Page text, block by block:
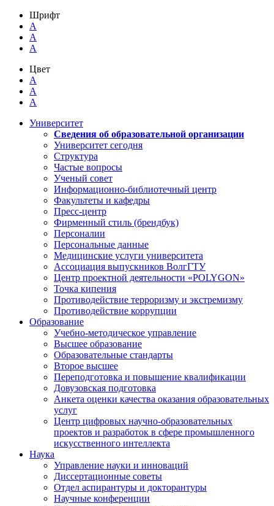
Шрифт
A
A
A
Цвет
A
A
A
Университет
Сведения об образовательной организации
Университет сегодня
Структура
Частые вопросы
Ученый совет
Информационно-библиотечный центр
Факультеты и кафедры
Пресс-центр
Фирменный стиль (брендбук)
Персоналии
Персональные данные
Медицинские услуги университета
Ассоциация выпускников ВолгГТУ
Центр проектной деятельности «POLYGON»
Точка кипения
Противодействие терроризму и экстремизму
Противодействие коррупции
Образование
Учебно-методическое управление
Высшее образование
Образовательные стандарты
Второе высшее
Переподготовка и повышение квалификации
Довузовская подготовка
Анкета оценки качества оказания образовательных
услуг
Центр цифровых научно-образовательных
проектов и разработок в сфере промышленного
искусственного интеллекта
Наука
Управление науки и инноваций
Диссертационные советы
Отдел аспирантуры и докторантуры
Научные конференции